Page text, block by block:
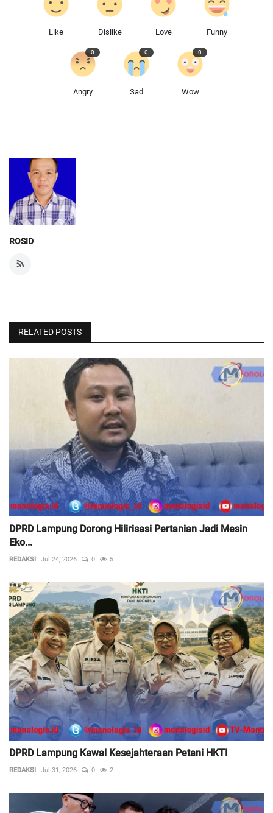
Like Dislike Love Funny
Angry
0
Sad
0
Wow
0
ROSID
RELATED POSTS
DPRD Lampung Dorong Hilirisasi Pertanian Jadi Mesin
Eko...
REDAKSI Jul 24, 2026 0 5
DPRD Lampung Kawal Kesejahteraan Petani HKTI
REDAKSI Jul 31, 2026 0 2